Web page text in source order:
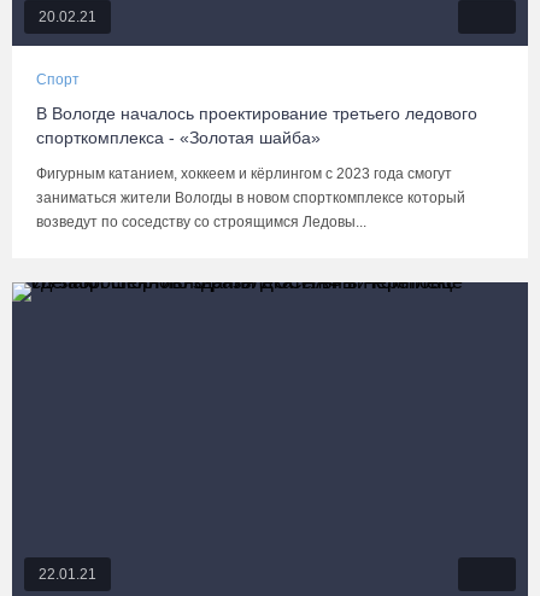
20.02.21
Спорт
В Вологде началось проектирование третьего ледового
спорткомплекса - «Золотая шайба»
Фигурным катанием, хоккеем и кёрлингом с 2023 года смогут
заниматься жители Вологды в новом спорткомплексе который
возведут по соседству со строящимся Ледовы...
22.01.21